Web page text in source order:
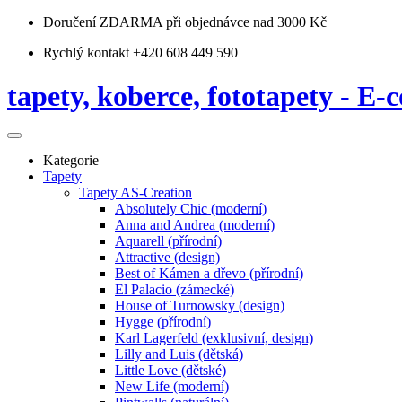
Doručení ZDARMA při objednávce nad 3000 Kč
Rychlý kontakt +420 608 449 590
tapety, koberce, fototapety - E-
Kategorie
Tapety
Tapety AS-Creation
Absolutely Chic (moderní)
Anna and Andrea (moderní)
Aquarell (přírodní)
Attractive (design)
Best of Kámen a dřevo (přírodní)
El Palacio (zámecké)
House of Turnowsky (design)
Hygge (přírodní)
Karl Lagerfeld (exklusivní, design)
Lilly and Luis (dětská)
Little Love (dětské)
New Life (moderní)